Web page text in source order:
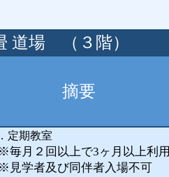
道場 （３階）
摘要
定期教室
毎月２回以上で3ヶ月以上利用
※見学者及び同伴者入場不可